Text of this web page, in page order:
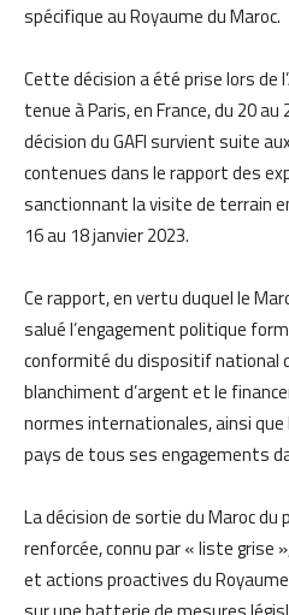
spécifique au Royaume du Maroc.
Cette décision a été prise lors de
tenue à Paris, en France, du 20
décision du GAFI survient suite
contenues dans le rapport des
sanctionnant la visite de terrain
16 au 18 janvier 2023.
Ce rapport, en vertu duquel le
salué l’engagement politique
conformité du dispositif national
blanchiment d’argent et le
normes internationales, ainsi
pays de tous ses engagements
La décision de sortie du Maroc du
renforcée, connu par « liste grise
et actions proactives du